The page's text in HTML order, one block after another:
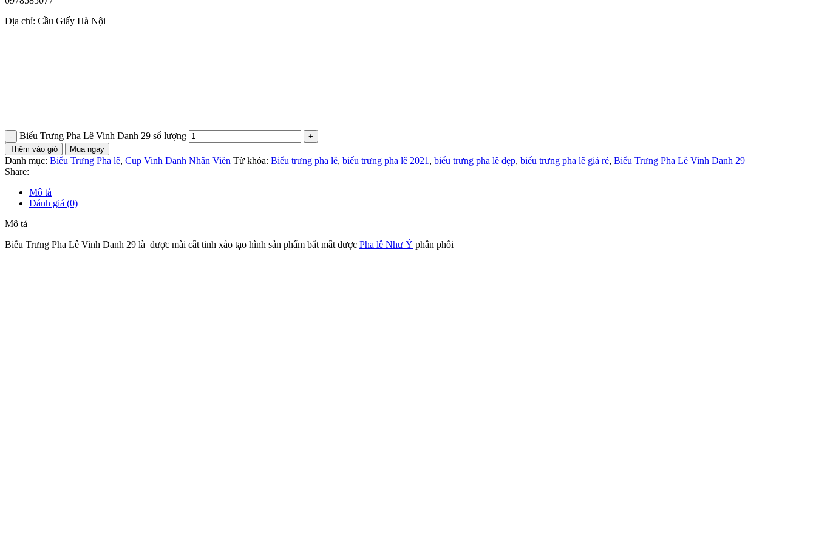
Địa chỉ: Cầu Giấy Hà Nội
Biểu Trưng Pha Lê Vinh Danh 29 số lượng
Thêm vào giỏ Mua ngay
Danh mục: Biểu Trưng Pha lê, Cup Vinh Danh Nhân Viên Từ khóa: Biểu trưng pha lê, biểu trưng pha lê 2021 , biểu trưng pha lê đẹp, biểu trưng pha lê giá rẻ, Biểu Trưng Pha Lê Vinh Danh 29
Share:
Mô tả
Đánh giá (0)
Mô tả
Biểu Trưng Pha Lê Vinh Danh 29 là được mài cắt tinh xảo tạo hình sản phẩm bắt mắt được Pha lê Như Ý phân phối